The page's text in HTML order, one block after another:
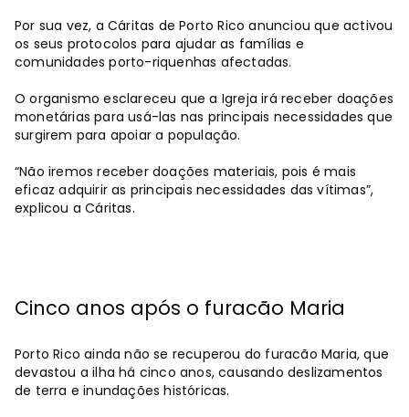
Por sua vez, a Cáritas de Porto Rico anunciou que activou
os seus protocolos para ajudar as famílias e
comunidades porto-riquenhas afectadas.
O organismo esclareceu que a Igreja irá receber doações
monetárias para usá-las nas principais necessidades que
surgirem para apoiar a população.
“Não iremos receber doações materiais, pois é mais
eficaz adquirir as principais necessidades das vítimas”,
explicou a Cáritas.
Cinco anos após o furacão Maria
Porto Rico ainda não se recuperou do furacão Maria, que
devastou a ilha há cinco anos, causando deslizamentos
de terra e inundações históricas.